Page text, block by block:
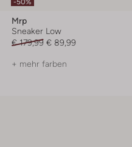
Mrp
Sneaker Low
€ 179,99 € 89,99
+ mehr farben